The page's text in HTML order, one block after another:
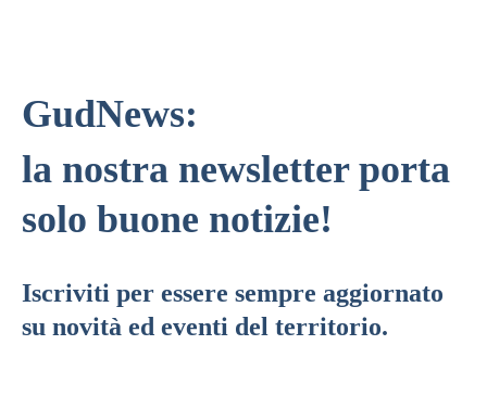
GudNews:
la nostra newsletter porta
solo buone notizie!
Iscriviti per essere sempre aggiornato
su novità ed eventi del territorio.